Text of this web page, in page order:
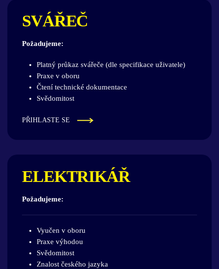
SVÁŘEČ
Požadujeme:
Platný průkaz svářeče (dle specifikace uživatele)
Praxe v oboru
Čtení technické dokumentace
Svědomitost
PŘIHLASTE SE
ELEKTRIKÁŘ
Požadujeme:
Vyučen v oboru
Praxe výhodou
Svědomitost
Znalost českého jazyka